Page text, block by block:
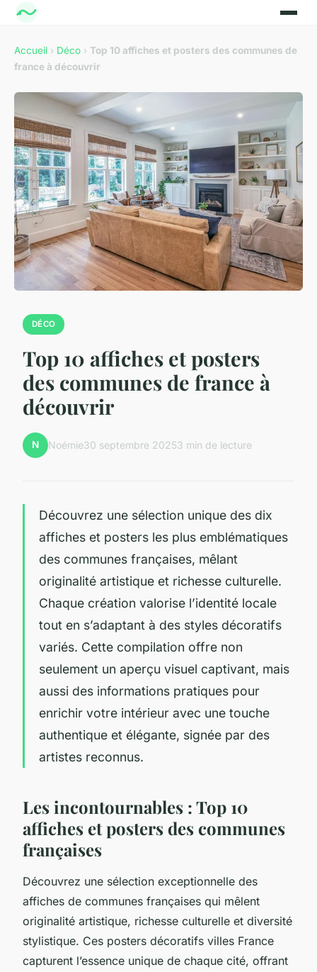
Accueil › Déco › Top 10 affiches et posters des communes de
france à découvrir
DÉCO
Top 10 affiches et posters
des communes de france à
découvrir
N Noémie30 septembre 20253 min de lecture
Découvrez une sélection unique des dix
affiches et posters les plus emblématiques
des communes françaises, mêlant
originalité artistique et richesse culturelle.
Chaque création valorise l’identité locale
tout en s’adaptant à des styles décoratifs
variés. Cette compilation offre non
seulement un aperçu visuel captivant, mais
aussi des informations pratiques pour
enrichir votre intérieur avec une touche
authentique et élégante, signée par des
artistes reconnus.
Les incontournables : Top 10
affiches et posters des communes
françaises
Découvrez une sélection exceptionnelle des
affiches de communes françaises qui mêlent
originalité artistique, richesse culturelle et diversité
stylistique. Ces posters décoratifs villes France
capturent l’essence unique de chaque cité, offrant